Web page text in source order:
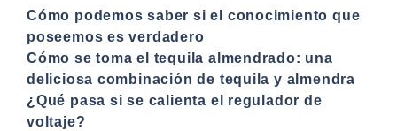
Cómo podemos saber si el conocimiento que
poseemos es verdadero
Cómo se toma el tequila almendrado: una
deliciosa combinación de tequila y almendra
¿Qué pasa si se calienta el regulador de
voltaje?